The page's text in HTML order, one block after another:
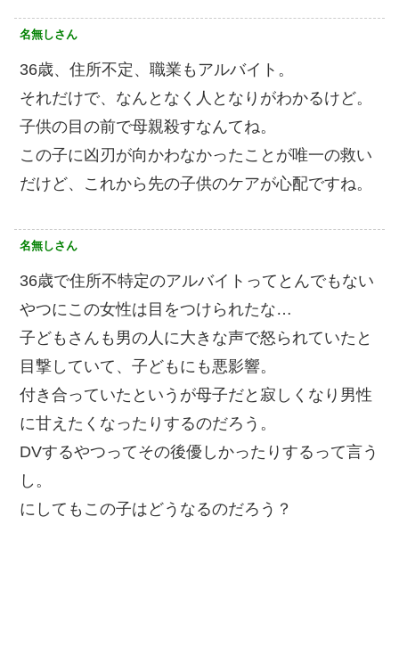
名無しさん
36歳、住所不定、職業もアルバイト。
それだけで、なんとなく人となりがわかるけど。
子供の目の前で母親殺すなんてね。
この子に凶刃が向かわなかったことが唯一の救い
だけど、これから先の子供のケアが心配ですね。
名無しさん
36歳で住所不特定のアルバイトってとんでもない
やつにこの女性は目をつけられたな…
子どもさんも男の人に大きな声で怒られていたと
目撃していて、子どもにも悪影響。
付き合っていたというが母子だと寂しくなり男性
に甘えたくなったりするのだろう。
DVするやつってその後優しかったりするって言う
し。
にしてもこの子はどうなるのだろう？